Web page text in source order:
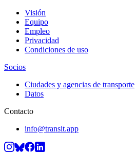
Visión
Equipo
Empleo
Privacidad
Condiciones de uso
Socios
Ciudades y agencias de transporte
Datos
Contacto
info@transit.app